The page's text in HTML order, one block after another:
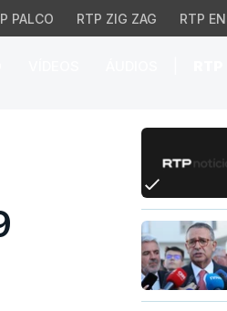
PALCO RTP ZIG ZAG RTP